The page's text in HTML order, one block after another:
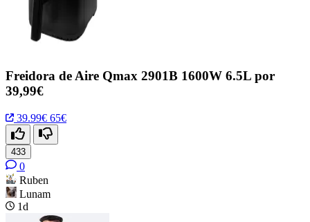
Freidora de Aire Qmax 2901B 1600W 6.5L por
39,99€
39.99€ 65€
433
0
Ruben
Lunam
1d